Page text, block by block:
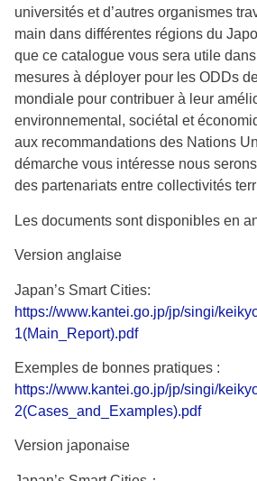
universités et d’autres organismes
main dans différentes régions du
que ce catalogue vous sera utile
mesures à déployer pour les ODDs
mondiale pour contribuer à leur
environnemental, sociétal et
aux recommandations des Nations
démarche vous intéresse nous
des partenariats entre collectivités
Les documents sont disponibles en
Version anglaise
Japan’s Smart Cities:
https://www.kantei.go.jp/jp/singi/
1(Main_Report).pdf
Exemples de bonnes pratiques :
https://www.kantei.go.jp/jp/singi/
2(Cases_and_Examples).pdf
Version japonaise